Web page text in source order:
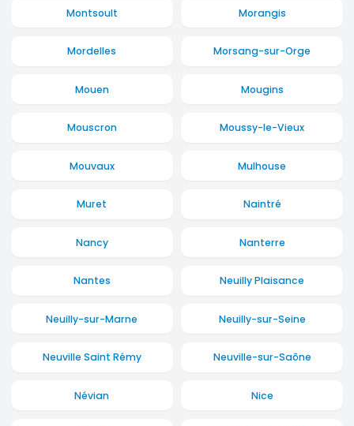
Montsoult Morangis
Mordelles Morsang-sur-Orge
Mouen Mougins
Mouscron Moussy-le-Vieux
Mouvaux Mulhouse
Muret Naintré
Nancy Nanterre
Nantes Neuilly Plaisance
Neuilly-sur-Marne Neuilly-sur-Seine
Neuville Saint Rémy Neuville-sur-Saône
Névian Nice